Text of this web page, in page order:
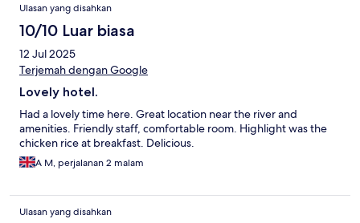
Ulasan yang disahkan
10/10 Luar biasa
12 Jul 2025
Terjemah dengan Google
Lovely hotel.
Had a lovely time here. Great location near the river and
amenities. Friendly staff, comfortable room. Highlight was the
chicken rice at breakfast. Delicious.
A M, perjalanan 2 malam
Ulasan yang disahkan